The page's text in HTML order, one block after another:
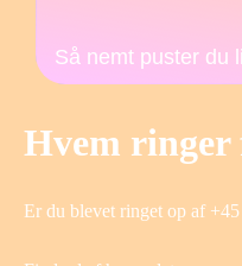
Så nemt puster du
Hvem ringer
Er du blevet ringet op af